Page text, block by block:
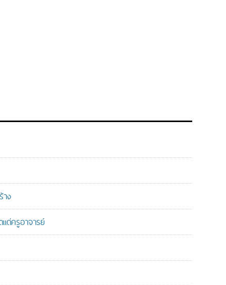
ง
ด่ครูอาจารย์